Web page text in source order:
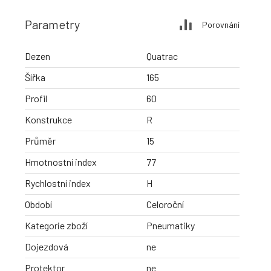
Parametry Porovnání
Dezen
Quatrac
Šířka
165
Profil
60
Konstrukce
R
Průměr
15
Hmotnostní index
77
Rychlostní index
H
Období
Celoroční
Kategorie zboží
Pneumatiky
Dojezdová
ne
Protektor
ne